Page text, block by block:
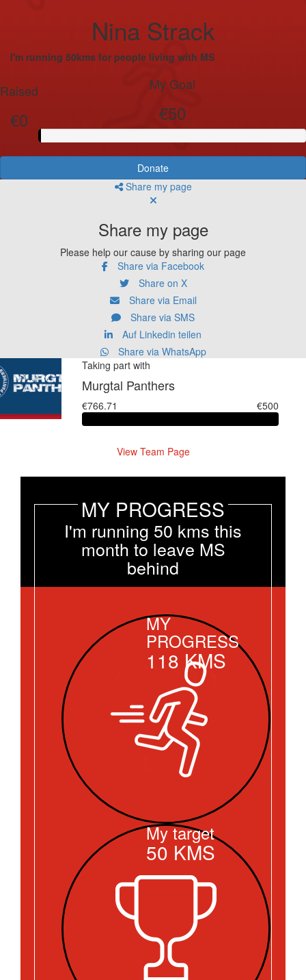
Nina Strack
I'm running 50kms for people living with MS
Raised
€0
My Goal
€50
Donate
Share my page
Share my page
Please help our cause by sharing our page
Share via Facebook
Share on X
Share via Email
Share via SMS
Auf Linkedin teilen
Share via WhatsApp
Taking part with
Murgtal Panthers
€766.71 €500
View Team Page
MY PROGRESS
I'm running 50 kms this
month to leave MS
behind
MY
PROGRESS
118 KMS
My target
50 KMS